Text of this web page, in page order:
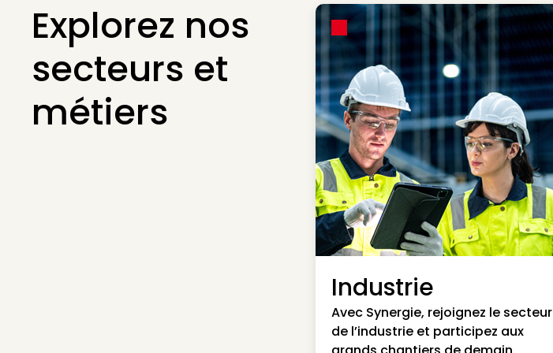
Explorez nos
secteurs et
métiers
Industrie
Avec Synergie, rejoignez le secteur
de l’industrie et participez aux